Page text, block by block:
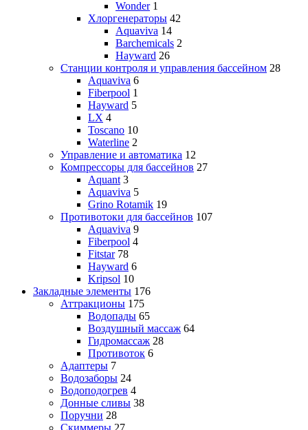
Wonder 1
Хлоргенераторы 42
Aquaviva 14
Barchemicals 2
Hayward 26
Станции контроля и управления бассейном 28
Aquaviva 6
Fiberpool 1
Hayward 5
LX 4
Toscano 10
Waterline 2
Управление и автоматика 12
Компрессоры для бассейнов 27
Aquant 3
Aquaviva 5
Grino Rotamik 19
Противотоки для бассейнов 107
Aquaviva 9
Fiberpool 4
Fitstar 78
Hayward 6
Kripsol 10
Закладные элементы 176
Аттракционы 175
Водопады 65
Воздушный массаж 64
Гидромассаж 28
Противоток 6
Адаптеры 7
Водозаборы 24
Водоподогрев 4
Донные сливы 38
Поручни 28